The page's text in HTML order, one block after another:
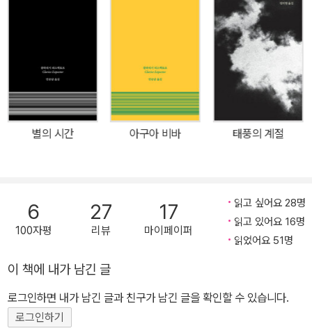
두 녹이는 용광로였다. 재료들이 불타고 녹으면서 피워 내는 빛과 열
이 이 작품의 진정한 형태였다. 리스펙토르를 번역하면서 ‘빛에 피
폭’되었다고 말한 배수아 작가의 후기는 이 작가만의 특별한 매력을
정확히 표현한 것이다. 실제로 『야생의 심장 가까이』의 논리적 도약
과 시적 묘사, 성경 속 서신처럼 응축된 선언 등은 유럽 모더니즘 문학
보다 강렬하고 과감하다. 작품 속 사고의 궤적은 의식의 흐름을 극한
까지 끌어올린 작품들만큼 위태로운 커브를 그리고, 리스펙토르의 비
이 사용한 『야생의 심장 가까이』는 리스펙토르가 남긴 가장 감각적인
작업이라 할 수 있다. 리스펙토르의 시작이자 모든 것 한편, 『야생의
심장 가까이』는 리스펙토르의 작법과 세계관을 조망할 수 있는 작품
이기도 하다. 이후의 작품들이 틔우게 될 씨앗이 모두 담겨 있기 때문
도 불안의 징후를 찾아내는 천부적인 감각과 그 불안 속에서 홀연히
시작되는 철학적 독백, 또 그렇게 달라진 인식 속에서 새로운 모습으
별의 시간 아구아 비바 태풍의 계절
6
100자평
27
리뷰
17
마이페이퍼
읽고 싶어요 28명
읽고 있어요 16명
읽었어요 51명
이 책에 내가 남긴 글
로그인하면 내가 남긴 글과 친구가 남긴 글을 확인할 수 있습니다.
로그인하기